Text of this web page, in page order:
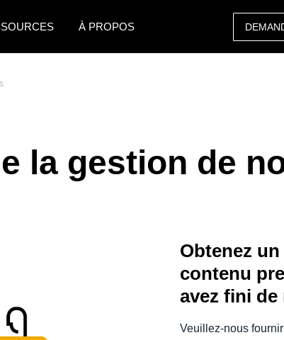
À PROPOS
(Français) Deutschland (Deutsch)
Sweden (English)
Denmark (English)
Finland (English)
Belgium (English)
la gestion de
Obtenez
contenu
avez fini
Veuillez-nous